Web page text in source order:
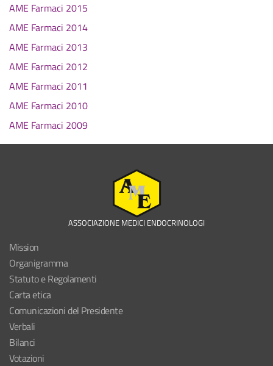
AME Farmaci 2015
AME Farmaci 2014
AME Farmaci 2013
AME Farmaci 2012
AME Farmaci 2011
AME Farmaci 2010
AME Farmaci 2009
ASSOCIAZIONE MEDICI ENDOCRINOLOGI
Mission
Organigramma
Statuto e Regolamenti
Carta etica
Comunicazioni del Presidente
Verbali
Bilanci
Votazioni